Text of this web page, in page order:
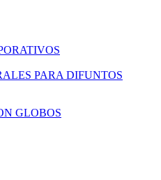
PARA DIFUNTOS
GLOBOS